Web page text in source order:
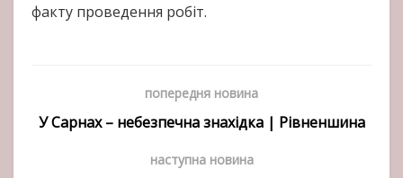
факту проведення робіт.
попередня новина
У Сарнах – небезпечна знахідка | Рівненшина
наступна новина